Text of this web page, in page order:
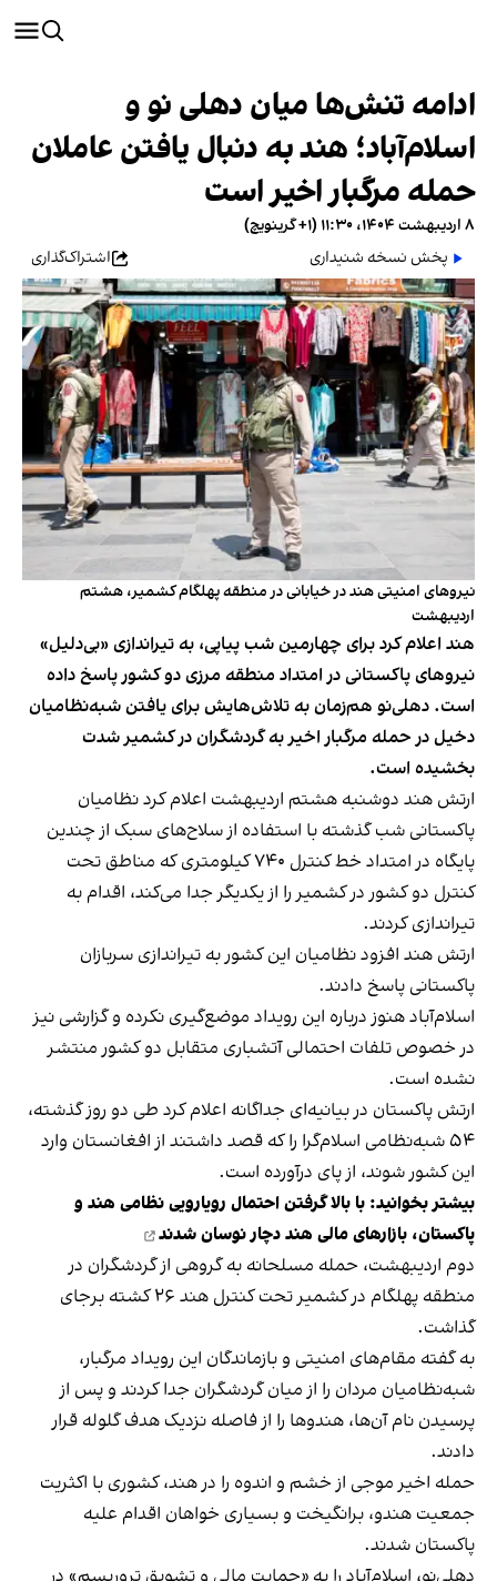
ادامه تنش‌ها میان دهلی نو و
اسلام‌آباد؛ هند به دنبال یافتن عاملان
حمله مرگبار اخیر است
۸ اردیبهشت ۱۴۰۴، ۱۱:۳۰ (‎+۱ گرینویچ)
پخش نسخه شنیداری
اشتراک‌گذاری
نیروهای امنیتی هند در خیابانی در منطقه پهلگام کشمیر، هشتم
اردیبهشت
هند اعلام کرد برای چهارمین شب پیاپی، به تیراندازی «بی‌دلیل»
نیروهای پاکستانی در امتداد منطقه مرزی دو کشور پاسخ داده
است. دهلی‌نو هم‌زمان به تلاش‌هایش برای یافتن شبه‌نظامیان
دخیل در حمله مرگبار اخیر به گردشگران در کشمیر شدت
بخشیده است.
ارتش هند دوشنبه هشتم اردیبهشت اعلام کرد نظامیان
پاکستانی شب گذشته با استفاده از سلاح‌های سبک از چندین
پایگاه در امتداد خط کنترل ۷۴۰ کیلومتری که مناطق تحت
کنترل دو کشور در کشمیر را از یکدیگر جدا می‌کند، اقدام به
تیراندازی کردند.
ارتش هند افزود نظامیان این کشور به تیراندازی سربازان
پاکستانی پاسخ دادند.
اسلام‌آباد هنوز درباره این رویداد موضع‌گیری نکرده و گزارشی نیز
در خصوص تلفات احتمالی آتشباری متقابل دو کشور منتشر
نشده است.
ارتش پاکستان در بیانیه‌ای جداگانه اعلام کرد طی دو روز گذشته،
۵۴ شبه‌نظامی اسلام‌گرا را که قصد داشتند از افغانستان وارد
این کشور شوند، از پای درآورده است.
بیشتر بخوانید: با بالا گرفتن احتمال رویارویی نظامی هند و
پاکستان، بازارهای مالی هند دچار نوسان شدند
دوم اردیبهشت، حمله مسلحانه به گروهی از گردشگران در
منطقه پهلگام در کشمیر تحت کنترل هند ۲۶ کشته بر‌جای
گذاشت.
به گفته مقام‌های امنیتی و بازماندگان این رویداد مرگبار،
شبه‌نظامیان مردان را از میان گردشگران جدا کردند و پس از
پرسیدن نام‌ آن‌ها، هندوها را از فاصله نزدیک هدف گلوله قرار
دادند.
حمله اخیر موجی از خشم و اندوه را در هند، کشوری با اکثریت
جمعیت هندو، برانگیخت و بسیاری خواهان اقدام علیه
پاکستان شدند.